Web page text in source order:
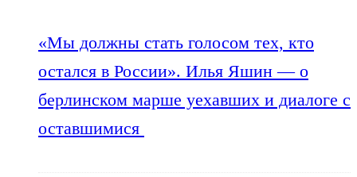
«Мы должны стать голосом тех, кто
остался в России». Илья Яшин — о
берлинском марше уехавших и диалоге с
оставшимися